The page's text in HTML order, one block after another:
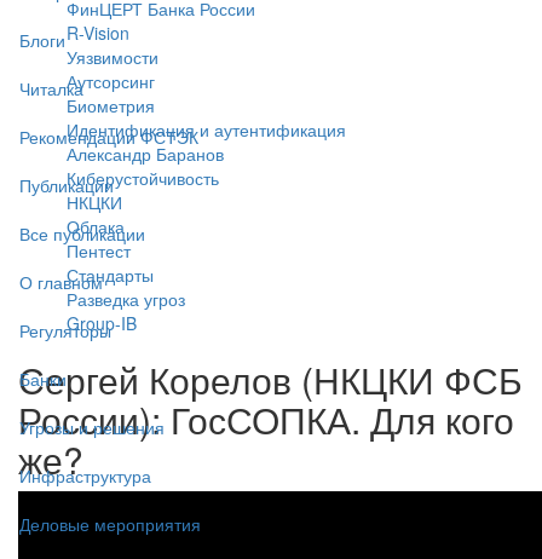
Блоги
Читалка
Рекомендации ФСТЭК
Публикации
Все публикации
О главном
Регуляторы
Банки
Угрозы и решения
Инфраструктура
Деловые мероприятия
ФинЦЕРТ Банка России
R-Vision
Уязвимости
Аутсорсинг
Биометрия
Идентификация и аутентификация
Александр Баранов
Киберустойчивость
НКЦКИ
Облака
Пентест
Стандарты
Разведка угроз
Group-IB
Сергей Корелов (НКЦКИ ФСБ
России): ГосСОПКА. Для кого
же?